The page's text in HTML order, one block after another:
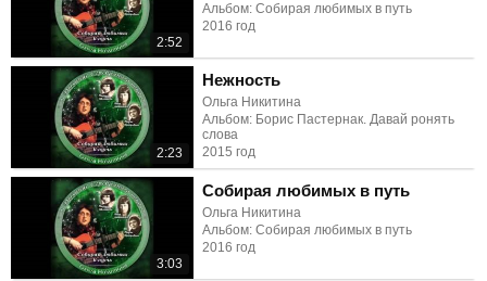
2:52
Альбом: Собирая любимых в путь
2016 год
2:23
Нежность
Ольга Никитина
Альбом: Борис Пастернак. Давай ронять
слова
2015 год
3:03
Собирая любимых в путь
Ольга Никитина
Альбом: Собирая любимых в путь
2016 год